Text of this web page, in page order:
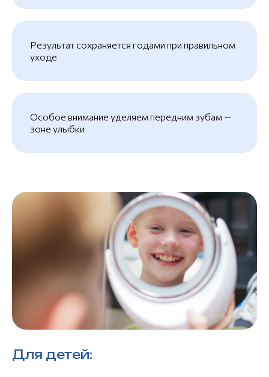
Результат сохраняется годами при правильном
уходе
Особое внимание уделяем передним зубам —
зоне улыбки
Для детей: